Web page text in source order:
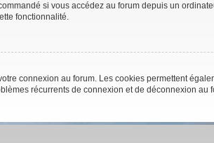
si vous accédez au forum depuis un
fonctionnalité.
connexion au forum. Les cookies permettent
récurrents de connexion et de déconnexion au